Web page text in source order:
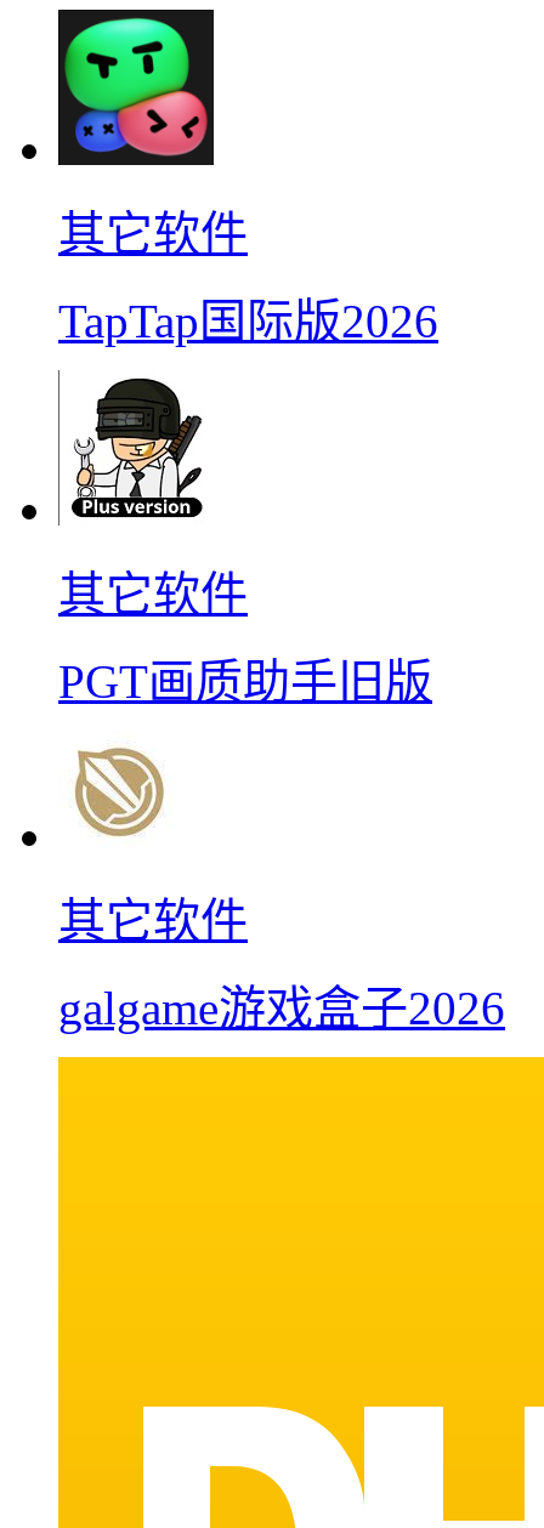
其它软件
TapTap国际版2026
其它软件
PGT画质助手旧版
其它软件
galgame游戏盒子2026